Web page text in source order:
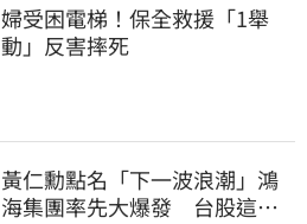
婦受困電梯！保全救援「1舉
動」反害摔死
黃仁勳點名「下一波浪潮」鴻
海集團率先大爆發 台股這族